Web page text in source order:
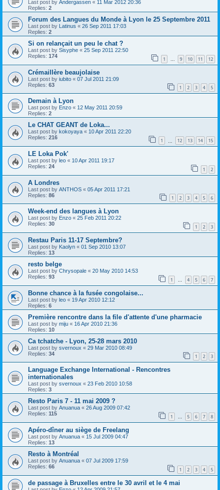
Last post by Andergassen « 11 Mar 2012 20:36
Replies: 2
Forum des Langues du Monde à Lyon le 25 Septembre 2011
Last post by Latinus « 26 Sep 2011 17:03
Replies: 2
Si on relançait un peu le chat ?
Last post by Sisyphe « 25 Sep 2011 22:50
Replies: 174 1 … 9 10 11 12
Crémaillère beaujolaise
Last post by iubito « 07 Jul 2011 21:09
Replies: 63 1 2 3 4 5
Demain à Lyon
Last post by Enzo « 12 May 2011 20:59
Replies: 2
Le CHAT GEANT de Loka...
Last post by kokoyaya « 10 Apr 2011 22:20
Replies: 216 1 12 13 14 15
LE Loka Pok'
Last post by leo « 10 Apr 2011 19:17
Replies: 24 1 2
A Londres
Last post by ANTHOS « 05 Apr 2011 17:21
Replies: 86 1 2 3 4 5 6
Week-end des langues à Lyon
Last post by Enzo « 25 Feb 2011 20:22
Replies: 30 1 2 3
Restau Paris 11-17 Septembre?
Last post by Kaolyn « 01 Sep 2010 13:07
Replies: 13
resto belge
Last post by Chrysopale « 20 May 2010 14:53
Replies: 93 1 … 4 5 6 7
Bonne chance à la fusée congolaise...
Last post by leo « 19 Apr 2010 12:12
Replies: 6
Première rencontre dans la file d'attente d'une pharmacie
Last post by miju « 16 Apr 2010 21:36
Replies: 10
Ca tchatche - Lyon, 25-28 mars 2010
Last post by svernoux « 29 Mar 2010 08:49
Replies: 34 1 2 3
Language Exchange International - Rencontres
internationales
Last post by svernoux « 23 Feb 2010 10:58
Replies: 3
Resto Paris 7 - 11 mai 2009 ?
Last post by Anuanua « 26 Aug 2009 07:42
Replies: 115 1 … 5 6 7 8
Apéro-dîner au siège de Freelang
Last post by Anuanua « 15 Jul 2009 04:47
Replies: 13
Resto à Montréal
Last post by Anuanua « 07 Jul 2009 17:59
Replies: 66 1 2 3 4 5
de passage à Bruxelles entre le 30 avril et le 4 mai